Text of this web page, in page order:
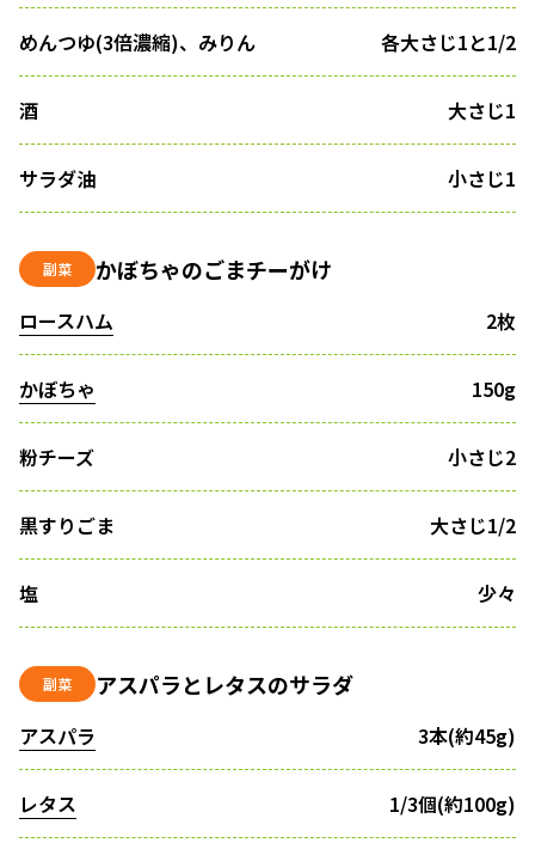
めんつゆ(3倍濃縮)、みりん 各大さじ1と1/2
酒 大さじ1
サラダ油 小さじ1
副菜 かぼちゃのごまチーがけ
ロースハム 2枚
かぼちゃ 150g
粉チーズ 小さじ2
黒すりごま 大さじ1/2
塩 少々
副菜 アスパラとレタスのサラダ
アスパラ 3本(約45g)
レタス 1/3個(約100g)